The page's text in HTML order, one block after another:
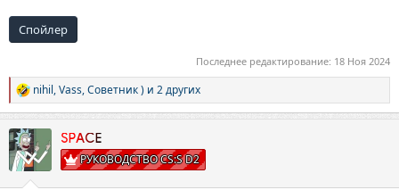
Спойлер
Последнее редактирование: 18 Ноя 2024
Р
е
к
ц
и
nihil,Vass,Советник ) и 2 других
SPACE
РУКОВОДСТВО CS:S D2